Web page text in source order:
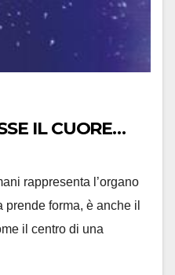
IL CUORE…
rappresenta l’organo
forma, è anche il
il centro di una